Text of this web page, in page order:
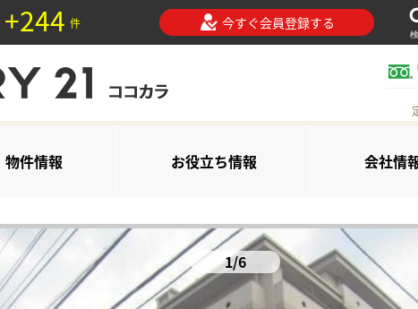
+244 件 今すぐ会員登録する
物件情報 お役立ち情報 会社情
1/6